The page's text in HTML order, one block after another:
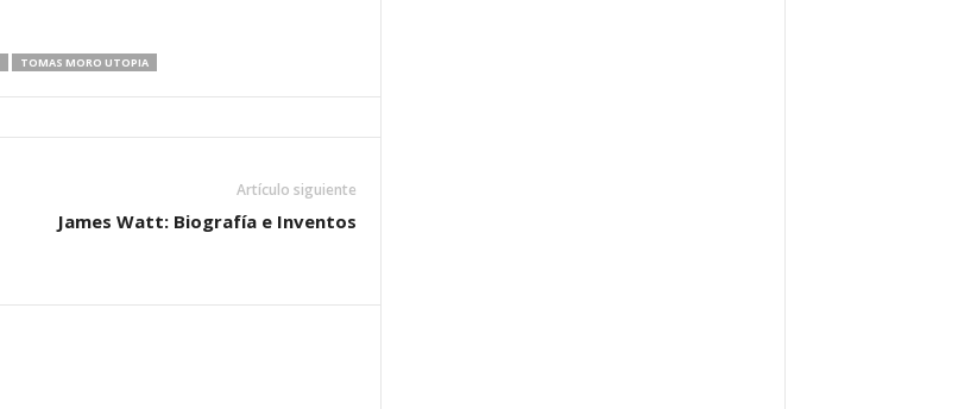
TOMAS MORO UTOPIA
Artículo siguiente
James Watt: Biografía e Inventos